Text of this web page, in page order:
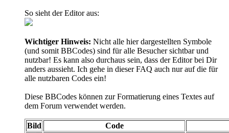
So sieht der Editor aus:
Wichtiger Hinweis: Nicht alle hier dargestellten Symbole
(und somit BBCodes) sind für alle Besucher sichtbar und
nutzbar! Es kann also durchaus sein, dass der Editor bei Dir
anders aussieht. Ich gehe in dieser FAQ auch nur auf die für
alle nutzbaren Codes ein!
Diese BBCodes können zur Formatierung eines Textes auf
dem Forum verwendet werden.
Bild
Code